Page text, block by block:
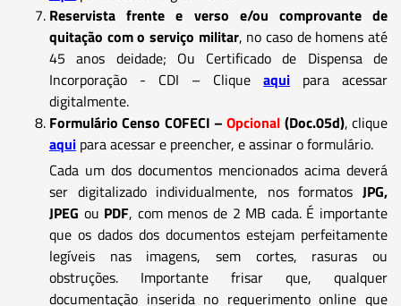
Reservista frente e verso e/ou comprovante de
quitação com o serviço militar, no caso de homens até
45 anos deidade; Ou Certificado de Dispensa de
Incorporação - CDI – Clique aqui para acessar
digitalmente.
Formulário Censo COFECI –Opcional (Doc.05d), clique
aqui para acessar e preencher, e assinar o formulário.
Cada um dos documentos mencionados acima deverá
ser digitalizado individualmente, nos formatos JPG,
JPEG ou PDF, com menos de 2 MB cada. É importante
que os dados dos documentos estejam perfeitamente
legíveis nas imagens, sem cortes, rasuras ou
obstruções. Importante frisar que, qualquer
documentação inserida no requerimento online que